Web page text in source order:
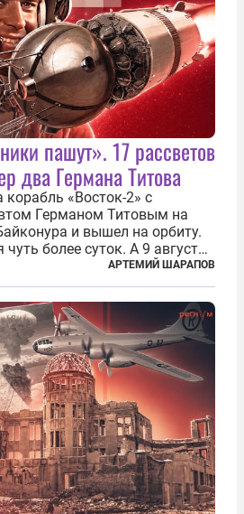
пашут». 17 рассветов
два Германа Титова
корабль «Восток-2» с
Германом Титовым на
и вышел на орбиту.
более суток. А 9 августа
получил звезду Героя
орден Ленина. Миссия Титова
несколько...
АРТЕМИЙ ШАРАПОВ